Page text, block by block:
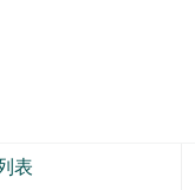
表